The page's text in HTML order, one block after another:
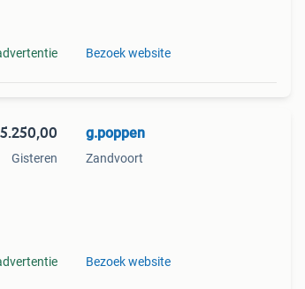
Bezoek website
Gisteren
g.poppen
Zandvoort
Bezoek website